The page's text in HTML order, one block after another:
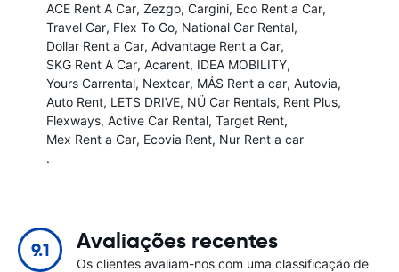
ACE Rent A Car Zezgo Cargini Eco Rent a Car
Travel Car Flex To Go National Car Rental
Dollar Rent a Car Advantage Rent a Car
SKG Rent A Car Acarent IDEA MOBILITY
Yours Carrental Nextcar MÁS Rent a car Autovia
Auto Rent LETS DRIVE NÜ Car Rentals Rent Plus
Flexways Active Car Rental Target Rent
Mex Rent a Car Ecovia Rent Nur Rent a car
.
9.1 Avaliações recentes
Os clientes avaliam-nos com uma classificação de